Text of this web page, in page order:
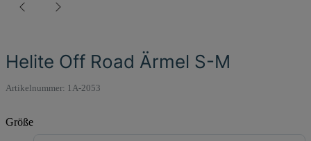
Helite Off Road Ärmel S-M
Artikelnummer: 1A-2053
Größe